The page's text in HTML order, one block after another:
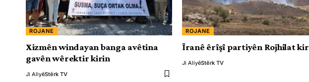
ROJANE
Xizmên windayan banga avêtina
gavên wêrektir kirin
Ji AliyêStêrk TV
ROJANE
Îranê êrîşî partiyên Rojhilat kir
Ji AliyêStêrk TV